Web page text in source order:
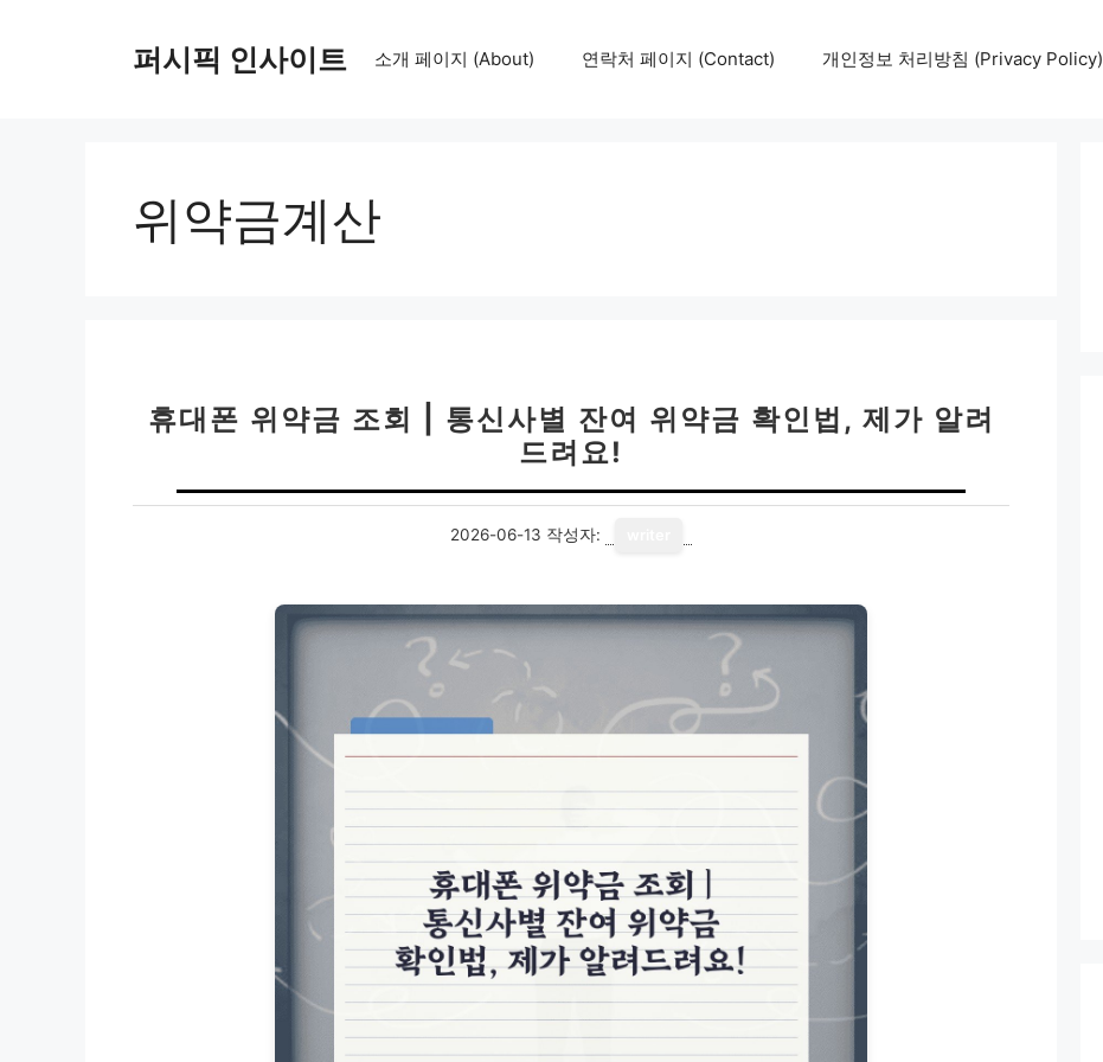
퍼시픽 인사이트 소개 페이지 (About) 연락처 페이지 (Contact) 개인정보 처리방침 (Privacy Policy)
위약금계산
휴대폰 위약금 조회 | 통신사별 잔여 위약금 확인법, 제가 알려
드려요!
2026-06-13 작성자: